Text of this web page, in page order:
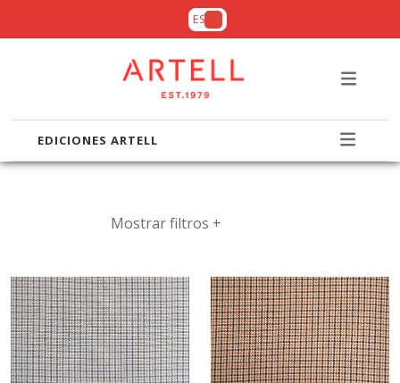
ES
EDICIONES ARTELL
Mostrar filtros +